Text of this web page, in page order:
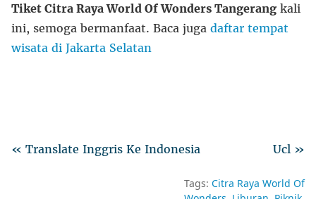
Tiket Citra Raya World Of Wonders Tangerang kali
ini, semoga bermanfaat. Baca juga daftar tempat
wisata di Jakarta Selatan
Ucl »
« Translate Inggris Ke Indonesia
Tags: Citra Raya World Of